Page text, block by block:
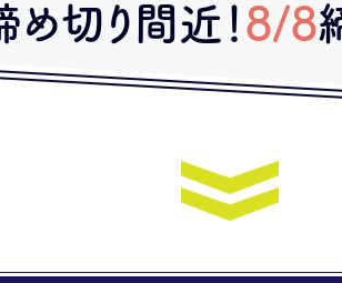
め切り間近！ 8/8